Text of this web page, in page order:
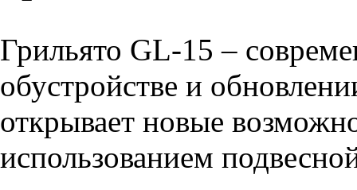
Грильято GL-15 –
обустройстве и
открывает новые
использованием